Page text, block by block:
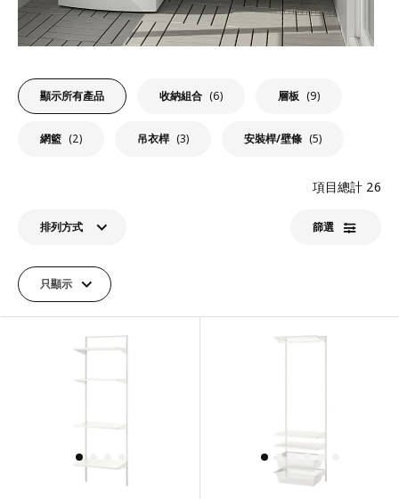
顯示所有產品 收納組合 (6) 層板 (9)
網籃 (2) 吊衣桿 (3) 安裝桿/壁條 (5)
項目總計 26
排列方式 篩選​
只顯示